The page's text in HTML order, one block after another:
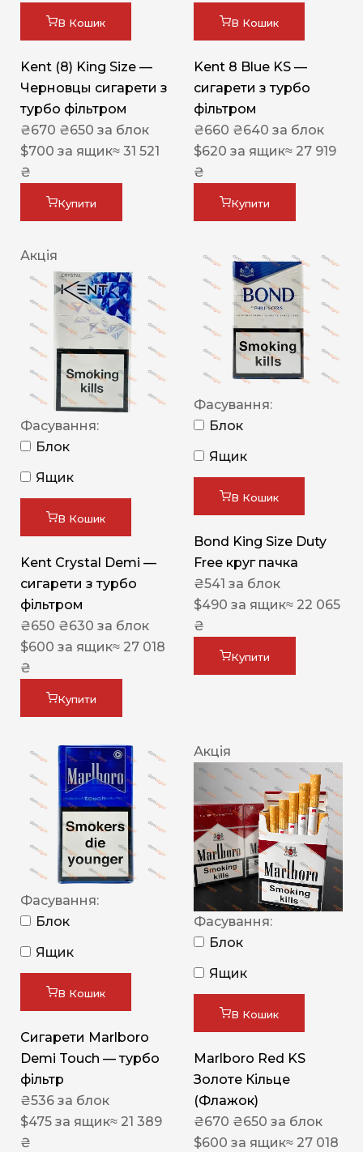
В Кошик
Kent (8) King Size —
Черновцы сигарети з
турбо фільтром
₴670 ₴650 за блок
$700 за ящик≈ 31 521
₴
Купити
В Кошик
Kent 8 Blue KS —
сигарети з турбо
фільтром
₴660 ₴640 за блок
$620 за ящик≈ 27 919
₴
Купити
Акція
Фасування:
Блок
Ящик
В Кошик
Kent Crystal Demi —
сигарети з турбо
фільтром
₴650 ₴630 за блок
$600 за ящик≈ 27 018
₴
Купити
Фасування:
Блок
Ящик
В Кошик
Bond King Size Duty
Free круг пачка
₴541 за блок
$490 за ящик≈ 22 065
₴
Купити
Фасування:
Блок
Ящик
В Кошик
Сигарети Marlboro
Demi Touch — турбо
фільтр
₴536 за блок
$475 за ящик≈ 21 389
₴
Акція
Фасування:
Блок
Ящик
В Кошик
Marlboro Red KS
Золоте Кільце
(Флажок)
₴670 ₴650 за блок
$600 за ящик≈ 27 018